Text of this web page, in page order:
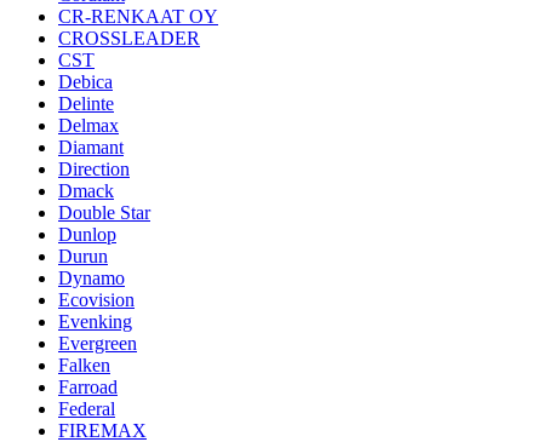
CR-RENKAAT OY
CROSSLEADER
CST
Debica
Delinte
Delmax
Diamant
Direction
Dmack
Double Star
Dunlop
Durun
Dynamo
Ecovision
Evenking
Evergreen
Falken
Farroad
Federal
FIREMAX